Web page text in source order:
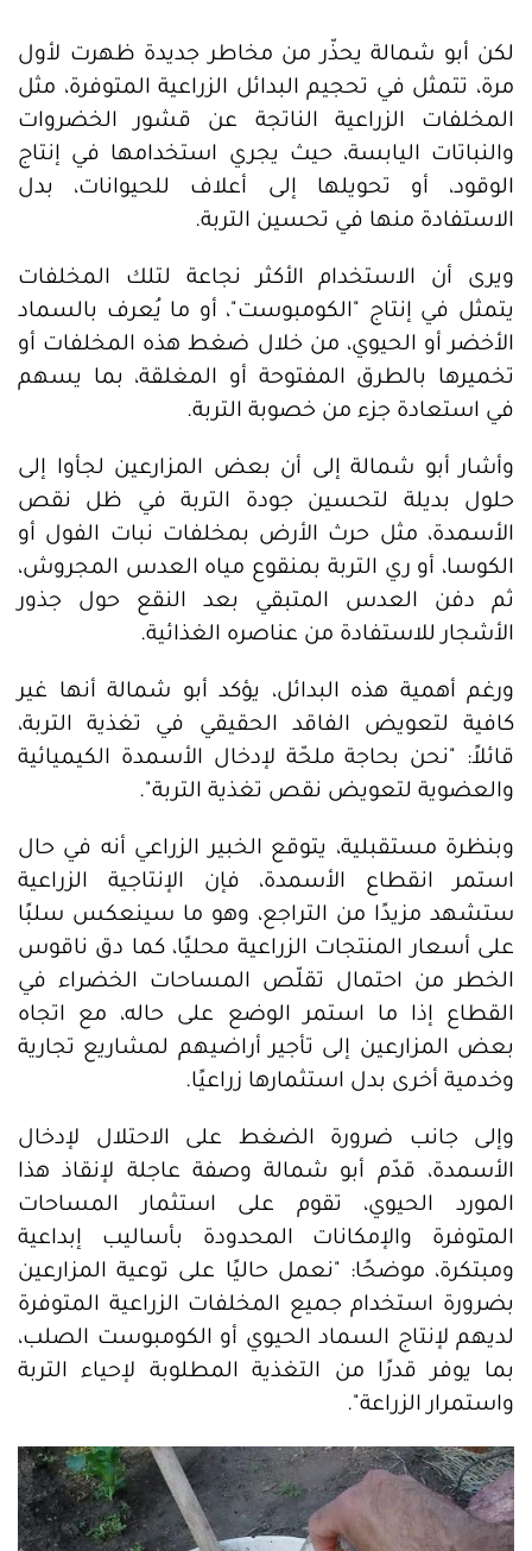
لكن أبو شمالة يحذّر من مخاطر جديدة ظهرت لأول
مرة، تتمثل في تحجيم البدائل الزراعية المتوفرة، مثل
المخلفات الزراعية الناتجة عن قشور الخضروات
والنباتات اليابسة، حيث يجري استخدامها في إنتاج
الوقود، أو تحويلها إلى أعلاف للحيوانات، بدل
الاستفادة منها في تحسين التربة.
ويرى أن الاستخدام الأكثر نجاعة لتلك المخلفات
يتمثل في إنتاج "الكومبوست"، أو ما يُعرف بالسماد
الأخضر أو الحيوي، من خلال ضغط هذه المخلفات أو
تخميرها بالطرق المفتوحة أو المغلقة، بما يسهم
في استعادة جزء من خصوبة التربة.
وأشار أبو شمالة إلى أن بعض المزارعين لجأوا إلى
حلول بديلة لتحسين جودة التربة في ظل نقص
الأسمدة، مثل حرث الأرض بمخلفات نبات الفول أو
الكوسا، أو ري التربة بمنقوع مياه العدس المجروش،
ثم دفن العدس المتبقي بعد النقع حول جذور
الأشجار للاستفادة من عناصره الغذائية.
ورغم أهمية هذه البدائل، يؤكد أبو شمالة أنها غير
كافية لتعويض الفاقد الحقيقي في تغذية التربة،
قائلاً: "نحن بحاجة ملحّة لإدخال الأسمدة الكيميائية
والعضوية لتعويض نقص تغذية التربة".
وبنظرة مستقبلية، يتوقع الخبير الزراعي أنه في حال
استمر انقطاع الأسمدة، فإن الإنتاجية الزراعية
ستشهد مزيدًا من التراجع، وهو ما سينعكس سلبًا
على أسعار المنتجات الزراعية محليًا، كما دق ناقوس
الخطر من احتمال تقلّص المساحات الخضراء في
القطاع إذا ما استمر الوضع على حاله، مع اتجاه
بعض المزارعين إلى تأجير أراضيهم لمشاريع تجارية
وخدمية أخرى بدل استثمارها زراعيًا.
وإلى جانب ضرورة الضغط على الاحتلال لإدخال
الأسمدة، قدّم أبو شمالة وصفة عاجلة لإنقاذ هذا
المورد الحيوي، تقوم على استثمار المساحات
المتوفرة والإمكانات المحدودة بأساليب إبداعية
ومبتكرة، موضحًا: "نعمل حاليًا على توعية المزارعين
بضرورة استخدام جميع المخلفات الزراعية المتوفرة
لديهم لإنتاج السماد الحيوي أو الكومبوست الصلب،
بما يوفر قدرًا من التغذية المطلوبة لإحياء التربة
واستمرار الزراعة".